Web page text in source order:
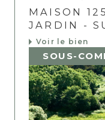
MAISON
JARDIN -
Voir le bien
SOUS-